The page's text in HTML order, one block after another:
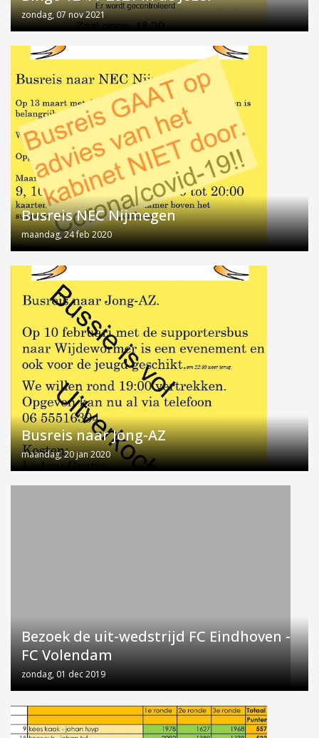
zondag, 07 nov 2021
Busreis NEC Nijmegen
maandag, 24 feb 2020
Busreis naar Jong-AZ
maandag, 20 jan 2020
Bezoek de uit-wedstrijd FC Eindhoven -
FC Volendam
zondag, 01 dec 2019